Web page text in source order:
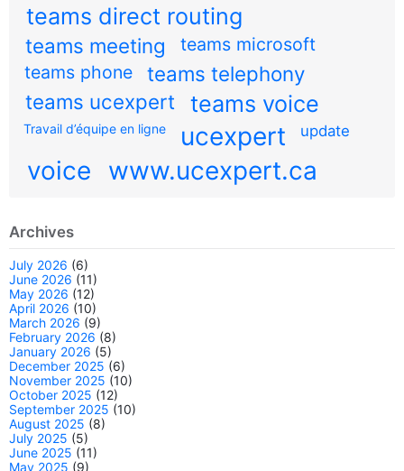
teams direct routing
teams meeting
teams microsoft
teams phone
teams telephony
teams ucexpert
teams voice
Travail d’équipe en ligne ucexpert update
voice www.ucexpert.ca
Archives
July 2026 (6)
June 2026 (11)
May 2026 (12)
April 2026 (10)
March 2026 (9)
February 2026 (8)
January 2026 (5)
December 2025 (6)
November 2025 (10)
October 2025 (12)
September 2025 (10)
August 2025 (8)
July 2025 (5)
June 2025 (11)
May 2025 (9)